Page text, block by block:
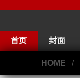
首页 封面
HOME /